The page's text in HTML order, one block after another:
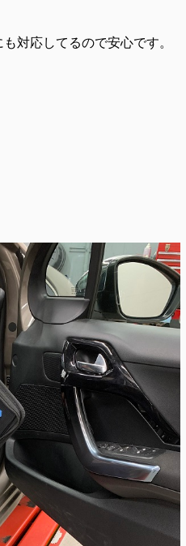
対応してるので安心です。